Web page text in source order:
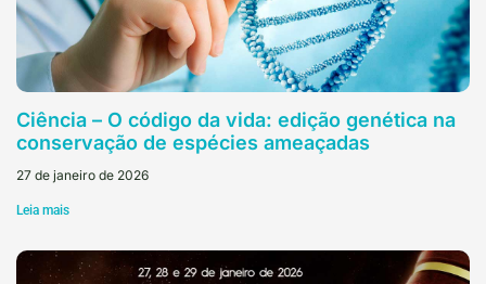
Ciência – O código da vida: edição genética na
conservação de espécies ameaçadas
27 de janeiro de 2026
Leia mais